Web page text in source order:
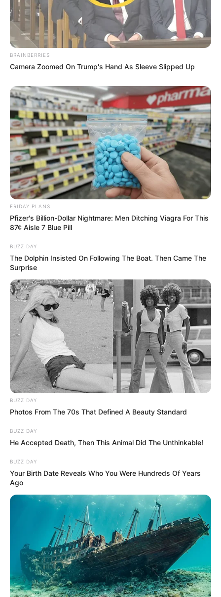
BRAINBERRIES
Camera Zoomed On Trump's Hand As Sleeve Slipped Up
FRIDAY PLANS
Pfizer's Billion-Dollar Nightmare: Men Ditching Viagra For This
87¢ Aisle 7 Blue Pill
BUZZ DAY
The Dolphin Insisted On Following The Boat. Then Came The
Surprise
BUZZ DAY
Photos From The 70s That Defined A Beauty Standard
BUZZ DAY
He Accepted Death, Then This Animal Did The Unthinkable!
BUZZ DAY
Your Birth Date Reveals Who You Were Hundreds Of Years
Ago